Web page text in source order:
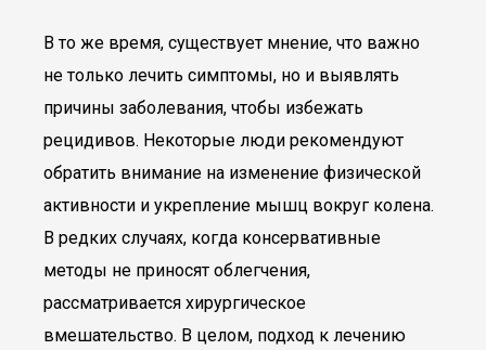
В то же время, существует мнение, что важно
не только лечить симптомы, но и выявлять
причины заболевания, чтобы избежать
рецидивов. Некоторые люди рекомендуют
обратить внимание на изменение физической
активности и укрепление мышц вокруг колена.
В редких случаях, когда консервативные
методы не приносят облегчения,
рассматривается хирургическое
вмешательство. В целом, подход к лечению